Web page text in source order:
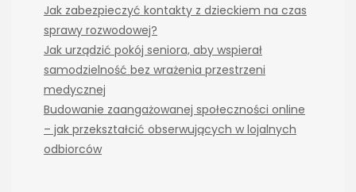
Jak zabezpieczyć kontakty z dzieckiem na czas
sprawy rozwodowej?
Jak urządzić pokój seniora, aby wspierał
samodzielność bez wrażenia przestrzeni
medycznej
Budowanie zaangażowanej społeczności online
– jak przekształcić obserwujących w lojalnych
odbiorców